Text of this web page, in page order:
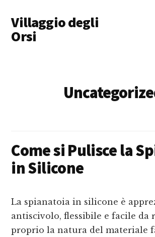
main
content
primary
sidebar
footer
menu
Villaggio degli
Orsi
Come si Pulisce la
in Silicone​
La spianatoia in silicone è
antiscivolo, flessibile e facile da
proprio la natura del materiale